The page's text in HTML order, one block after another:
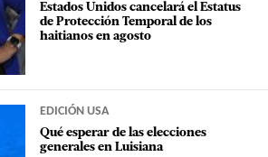
Estados Unidos cancelará el Estatus
de Protección Temporal de los
haitianos en agosto
EDICIÓN USA
Qué esperar de las elecciones
generales en Luisiana